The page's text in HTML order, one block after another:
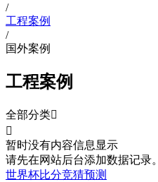
/
工程案例
/
国外案例
工程案例
全部分类

暂时没有内容信息显示
请先在网站后台添加数据记录。
世界杯比分竞猜预测